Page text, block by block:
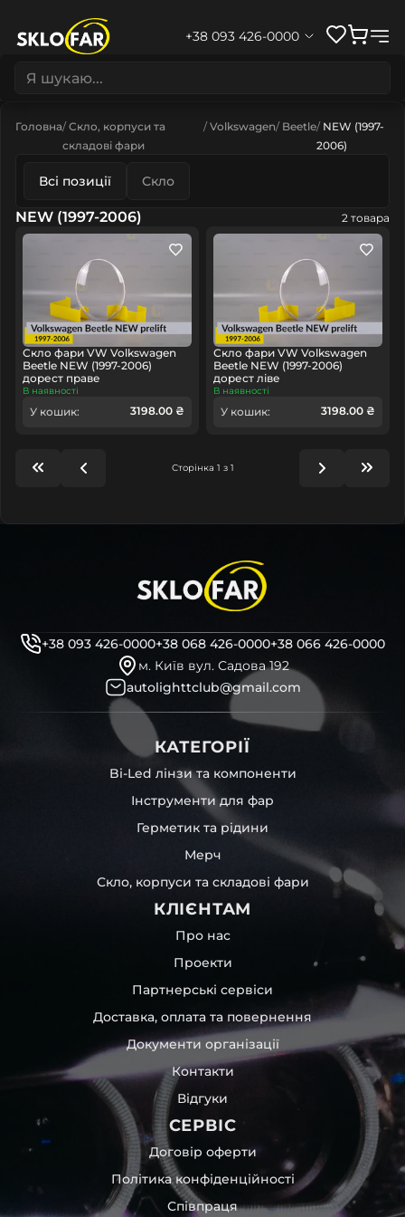
+38 093 426-0000
Головна Скло, корпуси та
складові фари
Volkswagen Beetle NEW (1997-
2006)
Всі позиції Скло
NEW (1997-2006) 2 товара
Скло фари VW Volkswagen
Beetle NEW (1997-2006)
дорест праве
В наявності
У кошик: 3198.00 ₴
Скло фари VW Volkswagen
Beetle NEW (1997-2006)
дорест ліве
В наявності
У кошик: 3198.00 ₴
Сторінка 1 з 1
+38 093 426-0000+38 068 426-0000+38 066 426-0000
м. Київ вул. Садова 192
autolighttclub@gmail.com
КАТЕГОРІЇ
Bi-Led лінзи та компоненти
Інструменти для фар
Герметик та рідини
Мерч
Скло, корпуси та складові фари
КЛІЄНТАМ
Про нас
Проекти
Партнерські сервіси
Доставка, оплата та повернення
Документи організації
Контакти
Відгуки
СЕРВІС
Договір оферти
Політика конфіденційності
Співпраця